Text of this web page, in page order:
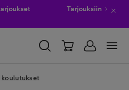
Tarjouksiin
koulutukset